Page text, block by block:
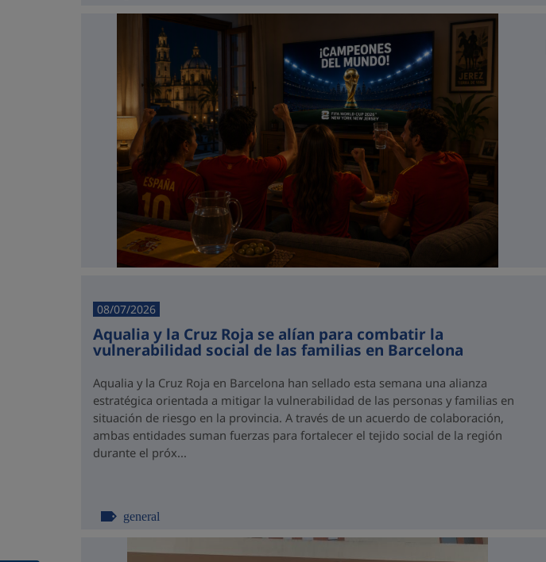
08/07/2026
Aqualia y la Cruz Roja se alían para combatir la
vulnerabilidad social de las familias en Barcelona
Aqualia y la Cruz Roja en Barcelona han sellado esta semana una alianza
estratégica orientada a mitigar la vulnerabilidad de las personas y familias en
situación de riesgo en la provincia. A través de un acuerdo de colaboración,
ambas entidades suman fuerzas para fortalecer el tejido social de la región
durante el próx...
general